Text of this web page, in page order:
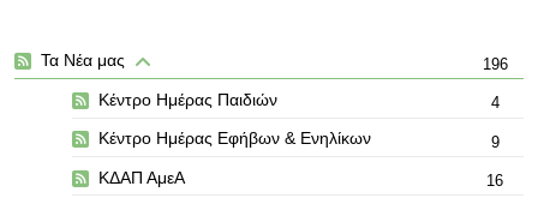
Τα Νέα μας 196
Κέντρο Ημέρας Παιδιών 4
Κέντρο Ημέρας Εφήβων & Ενηλίκων 9
ΚΔΑΠ ΑμεΑ 16